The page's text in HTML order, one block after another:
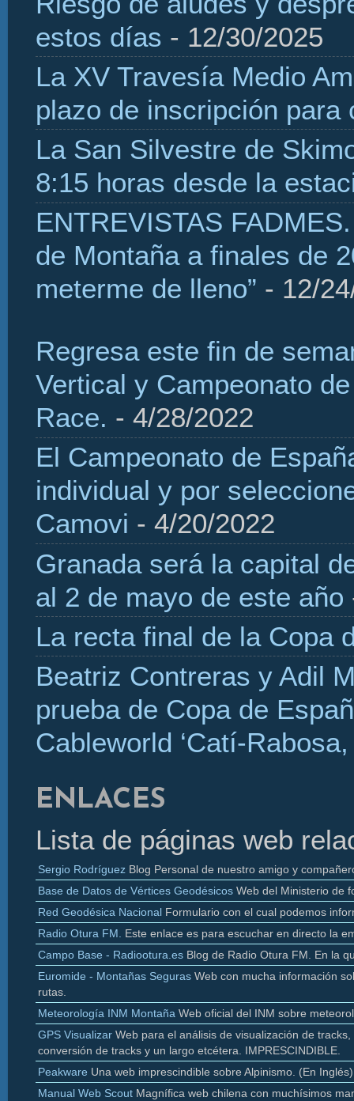
estos días - 12/30/2025
La XV Travesía Medio
plazo de inscripción para
La San Silvestre de
8:15 horas desde la
ENTREVISTAS
de Montaña a finales de
meterme de lleno” - 12/
Regresa este fin de
Vertical y Campeonato
Race. - 4/28/2022
El Campeonato de
individual y por
Camovi - 4/20/2022
Granada será la capital
al 2 de mayo de este año
La recta final de la Copa
Beatriz Contreras y Adil
prueba de Copa de
Cableworld ‘Catí-
ENLACES
Lista de páginas web
Sergio Rodríguez Blog Personal de nuestro amigo y
Base de Datos de Vértices Geodésicos Web del Ministerio de
Red Geodésica Nacional Formulario con el cual podemos
Radio Otura FM.
Este enlace es para escuchar en directo la
Campo Base - Radiootura.es Blog de Radio Otura FM. En la
Euromide - Montañas Seguras Web con mucha información
rutas.
Meteorología INM Montaña Web oficial del INM sobre
GPS Visualizar Web para el análisis de visualización de tracks
conversión de tracks y un largo etcétera. IMPRESCINDIBLE.
Peakware Una web imprescindible sobre Alpinismo. (En Inglés)
Manual Web Scout Magnífica web chilena con muchísimos